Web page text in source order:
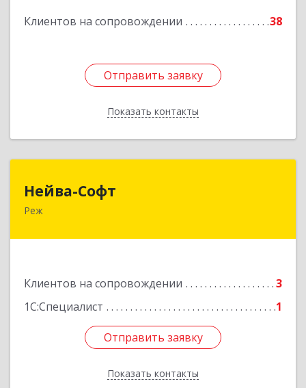
Клиентов на сопровождении 38
Отправить заявку
Показать контакты
Отправить заявку
Назад
Нейва-Софт
Реж
Клиентов на сопровождении
3
1С:Специалист
1
Отправить заявку
Показать контакты
623750, Свердловская обл, Режевской р-н, Реж
Отправить заявку
Назад